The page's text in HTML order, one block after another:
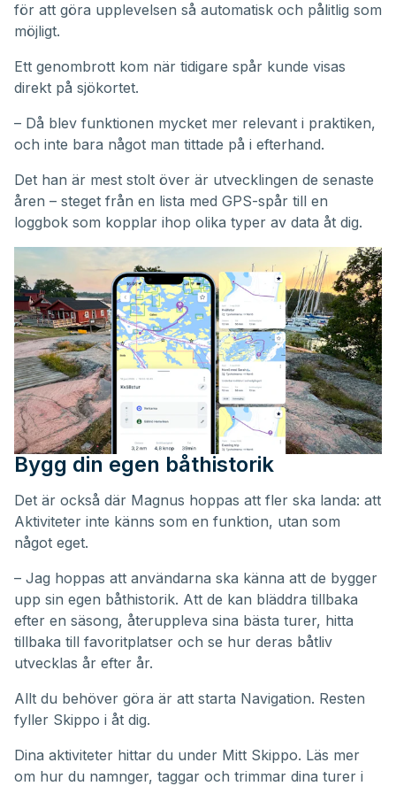
för att göra upplevelsen så automatisk och pålitlig som
möjligt.
Ett genombrott kom när tidigare spår kunde visas
direkt på sjökortet.
– Då blev funktionen mycket mer relevant i praktiken,
och inte bara något man tittade på i efterhand.
Det han är mest stolt över är utvecklingen de senaste
åren – steget från en lista med GPS-spår till en
loggbok som kopplar ihop olika typer av data åt dig.
Bygg din egen båthistorik
Det är också där Magnus hoppas att fler ska landa: att
Aktiviteter inte känns som en funktion, utan som
något eget.
– Jag hoppas att användarna ska känna att de bygger
upp sin egen båthistorik. Att de kan bläddra tillbaka
efter en säsong, återuppleva sina bästa turer, hitta
tillbaka till favoritplatser och se hur deras båtliv
utvecklas år efter år.
Allt du behöver göra är att starta Navigation. Resten
fyller Skippo i åt dig.
Dina aktiviteter hittar du under Mitt Skippo. Läs mer
om hur du namnger, taggar och trimmar dina turer i